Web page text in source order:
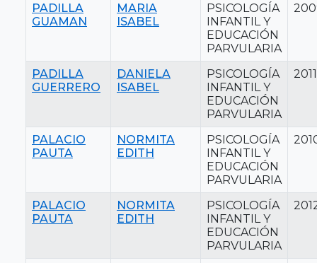
PADILLA
GUAMAN
MARIA
ISABEL
PSICOLOGÍA
INFANTIL Y
EDUCACIÓN
PARVULARIA
PADILLA
GUERRERO
DANIELA
ISABEL
PSICOLOGÍA
INFANTIL Y
EDUCACIÓN
PARVULARIA
2011
PALACIO
PAUTA
NORMITA
EDITH
PSICOLOGÍA
INFANTIL Y
EDUCACIÓN
PARVULARIA
PALACIO
PAUTA
NORMITA
EDITH
PSICOLOGÍA
INFANTIL Y
EDUCACIÓN
PARVULARIA